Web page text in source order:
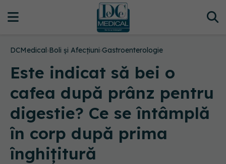
DCMedical›Boli și Afecțiuni›Gastroenterologie
Este indicat să bei o
cafea după prânz pentru
digestie? Ce se întâmplă
în corp după prima
înghițitură